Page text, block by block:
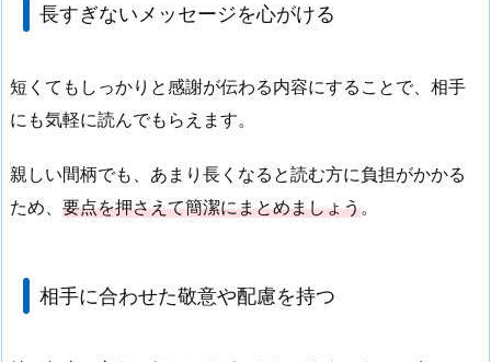
長すぎないメッセージを心がける
短くてもしっかりと感謝が伝わる内容にすることで、相手
にも気軽に読んでもらえます。
親しい間柄でも、あまり長くなると読む方に負担がかかる
ため、 要点を押さえて簡潔にまとめましょう。
相手に合わせた敬意や配慮を持つ